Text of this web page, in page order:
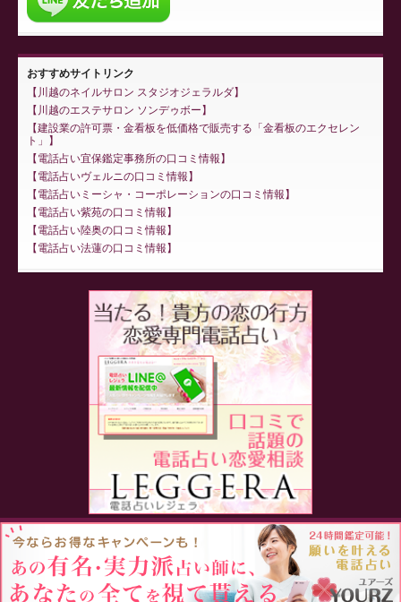
おすすめサイトリンク
川越のネイルサロン スタジオジェラルダ
川越のエステサロン ソンデゥボー
建設業の許可票・金看板を低価格で販売する「金看板のエクセレン
ト」
電話占い宜保鑑定事務所の口コミ情報
電話占いヴェルニの口コミ情報
電話占いミーシャ・コーポレーションの口コミ情報
電話占い紫苑の口コミ情報
電話占い陸奥の口コミ情報
電話占い法蓮の口コミ情報
Proudly powered by WordPress